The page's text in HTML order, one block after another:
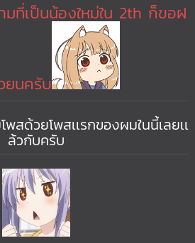
มที่เป็นน้องใหม่ใน 2th ก็ขอฝ
ยนครับ
พสด้วยโพสเเรกของผมในนี้เลยเเ
ล้วกับครับ